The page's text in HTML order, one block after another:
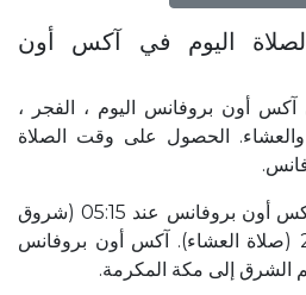
اليوم في آكس أون
أون بروفانس اليوم ، الفجر ،
الحصول على وقت الصلاة
ستبدأ أوقات الصلاة اليوم آكس أون بروفانس عند 05:15 (شروق
الشمس) وتنتهي عند 22:01 (صلاة العشاء). آكس أون بروفانس